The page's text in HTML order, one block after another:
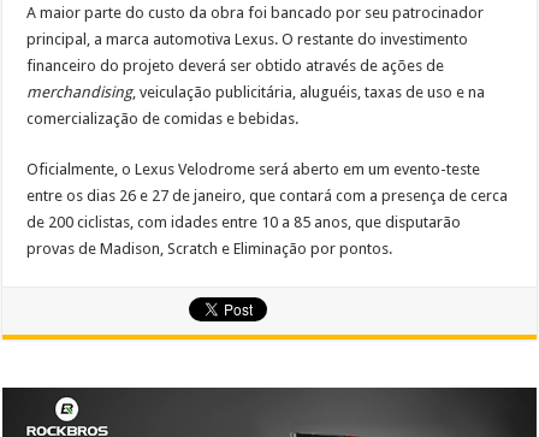
A maior parte do custo da obra foi bancado por seu patrocinador
principal, a marca automotiva Lexus. O restante do investimento
financeiro do projeto deverá ser obtido através de ações de
merchandising, veiculação publicitária, aluguéis, taxas de uso e na
comercialização de comidas e bebidas.
Oficialmente, o Lexus Velodrome será aberto em um evento-teste
entre os dias 26 e 27 de janeiro, que contará com a presença de cerca
de 200 ciclistas, com idades entre 10 a 85 anos, que disputarão
provas de Madison, Scratch e Eliminação por pontos.